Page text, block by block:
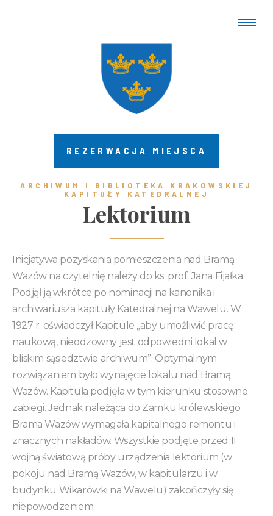
REZERWACJA MIEJSCA
ARCHIWUM I BIBLIOTEKA KRAKOWSKIEJ
KAPITUŁY KATEDRALNEJ
Lektorium
Inicjatywa pozyskania pomieszczenia nad Bramą
Wazów na czytelnię należy do ks. prof. Jana Fijałka.
Podjął ją wkrótce po nominacji na kanonika i
archiwariusza kapituły Katedralnej na Wawelu. W
1927 r. oświadczył Kapitule „aby umożliwić pracę
naukową, nieodzowny jest odpowiedni lokal w
bliskim sąsiedztwie archiwum”. Optymalnym
rozwiązaniem było wynajęcie lokalu nad Bramą
Wazów. Kapituła podjęła w tym kierunku stosowne
zabiegi. Jednak należąca do Zamku królewskiego
Brama Wazów wymagała kapitalnego remontu i
znacznych nakładów. Wszystkie podjęte przed II
wojną światową próby urządzenia lektorium (w
pokoju nad Bramą Wazów, w kapitularzu i w
budynku Wikarówki na Wawelu) zakończyły się
niepowodzeniem.